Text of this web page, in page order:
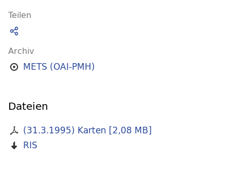
Teilen
Archiv
METS (OAI-PMH)
Dateien
(31.3.1995) Karten [2,08 MB]
RIS